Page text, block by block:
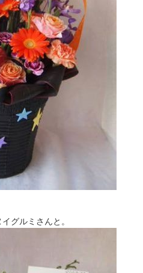
グルミさんと。